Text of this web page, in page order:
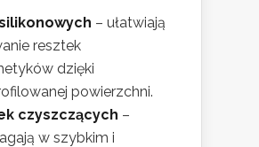
– ułatwiają
resztek
dzięki
powierzchni.
czyszczących –
w szybkim i